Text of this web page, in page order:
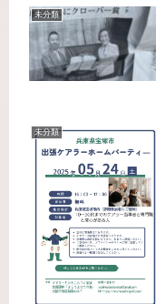
未分類
未分類